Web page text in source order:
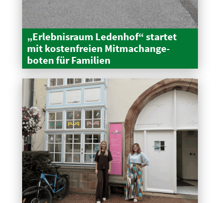
„Erleb­nisraum Ledenhof“ startet
mit kosten­freien Mitma­ch­an­ge­
boten für Familien